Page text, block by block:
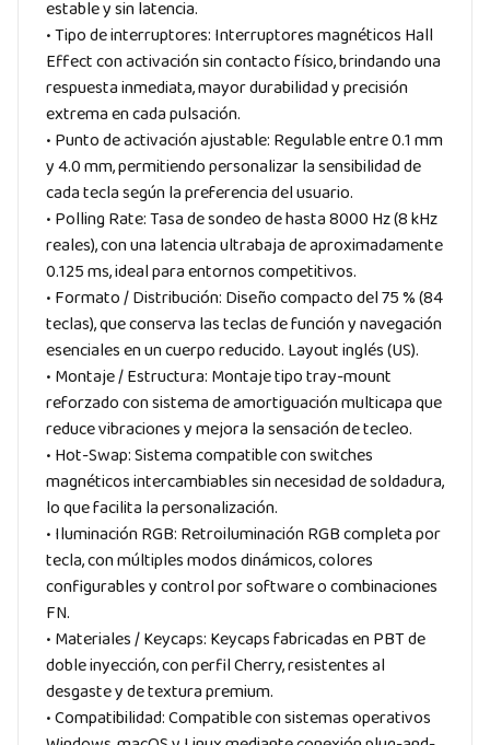
estable y sin latencia.
• Tipo de interruptores: Interruptores magnéticos Hall
Effect con activación sin contacto físico, brindando una
respuesta inmediata, mayor durabilidad y precisión
extrema en cada pulsación.
• Punto de activación ajustable: Regulable entre 0.1 mm
y 4.0 mm, permitiendo personalizar la sensibilidad de
cada tecla según la preferencia del usuario.
• Polling Rate: Tasa de sondeo de hasta 8000 Hz (8 kHz
reales), con una latencia ultrabaja de aproximadamente
0.125 ms, ideal para entornos competitivos.
• Formato / Distribución: Diseño compacto del 75 % (84
teclas), que conserva las teclas de función y navegación
esenciales en un cuerpo reducido. Layout inglés (US).
• Montaje / Estructura: Montaje tipo tray-mount
reforzado con sistema de amortiguación multicapa que
reduce vibraciones y mejora la sensación de tecleo.
• Hot-Swap: Sistema compatible con switches
magnéticos intercambiables sin necesidad de soldadura,
lo que facilita la personalización.
• Iluminación RGB: Retroiluminación RGB completa por
tecla, con múltiples modos dinámicos, colores
configurables y control por software o combinaciones
FN.
• Materiales / Keycaps: Keycaps fabricadas en PBT de
doble inyección, con perfil Cherry, resistentes al
desgaste y de textura premium.
• Compatibilidad: Compatible con sistemas operativos